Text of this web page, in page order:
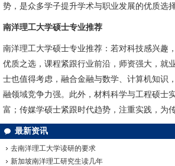
势，是众多学子提升学术与职业发展的优质选择
南洋理工大学硕士专业推荐
南洋理工大学硕士专业推荐：若对科技感兴趣
优质之选，课程紧跟行业前沿，师资强大，就
士也值得考虑，融合金融与数学、计算机知识
融领域竞争力强。此外，材料科学与工程硕士
富；传媒学硕士紧跟时代趋势，注重实践，为
最新资讯
去南洋理工大学读研的要求
新加坡南洋理工研究生读几年